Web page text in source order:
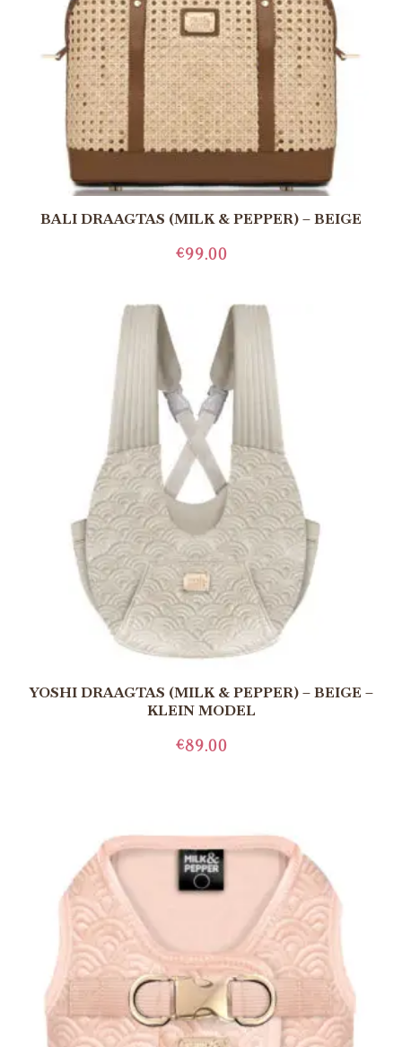
BALI DRAAGTAS (MILK & PEPPER) – BEIGE
€99.00
YOSHI DRAAGTAS (MILK & PEPPER) – BEIGE –
KLEIN MODEL
€89.00